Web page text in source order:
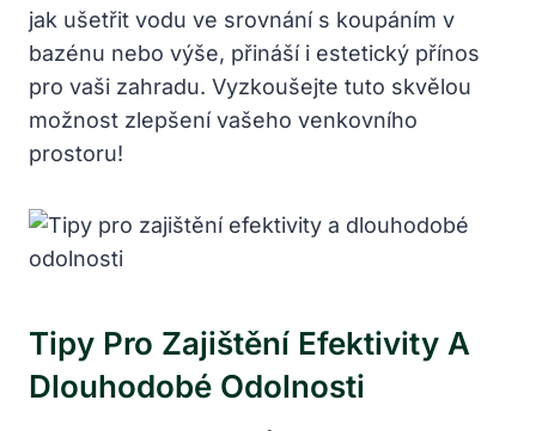
jak ušetřit vodu ve srovnání s koupáním v
bazénu nebo výše, přináší i estetický přínos
pro vaši zahradu. Vyzkoušejte tuto skvělou
možnost zlepšení vašeho venkovního
prostoru!
Tipy Pro Zajištění Efektivity A
Dlouhodobé Odolnosti